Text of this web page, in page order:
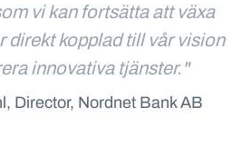
vi kan fortsätta att växa
direkt kopplad till vår vision
innovativa tjänster."
Director, Nordnet Bank AB